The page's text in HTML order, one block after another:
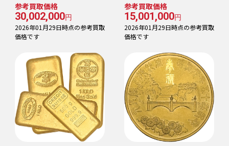
参考買取価格
30,002,000円
2026年01月29日時点の参考買取
価格です
参考買取価格
15,001,000円
2026年01月29日時点の参考買取
価格です